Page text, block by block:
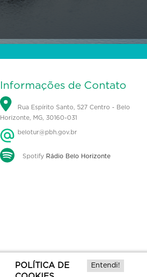
Informações de Contato
Rua Espírito Santo, 527 Centro - Belo
Horizonte, MG, 30160-031
belotur@pbh.gov.br
Spotify Rádio Belo Horizonte
POLÍTICA DE
Entendi!